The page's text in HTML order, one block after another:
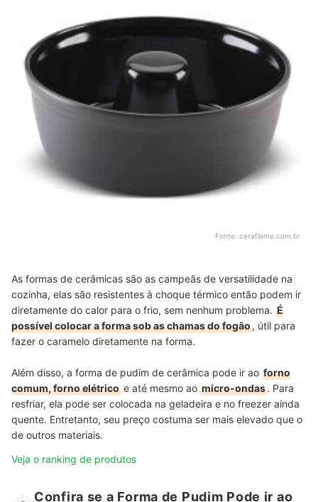
Fonte: ceraflame.com.br
As formas de cerâmicas são as campeãs de versatilidade na
cozinha, elas são resistentes à choque térmico então podem ir
diretamente do calor para o frio, sem nenhum problema. É
possível colocar a forma sob as chamas do fogão, útil para
fazer o caramelo diretamente na forma.
Além disso, a forma de pudim de cerâmica pode ir ao forno
comum, forno elétrico e até mesmo ao micro-ondas. Para
resfriar, ela pode ser colocada na geladeira e no freezer ainda
quente. Entretanto, seu preço costuma ser mais elevado que o
de outros materiais.
Veja o ranking de produtos
Confira se a Forma de Pudim Pode ir ao